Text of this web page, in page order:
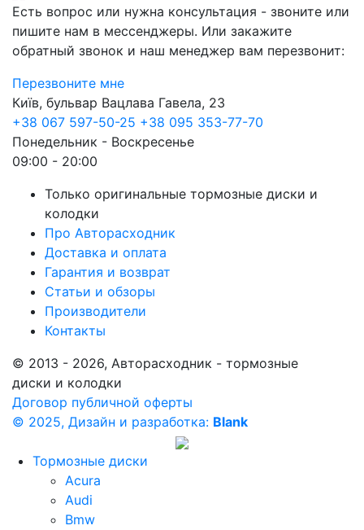
Есть вопрос или нужна консультация - звоните или
пишите нам в мессенджеры. Или закажите
обратный звонок и наш менеджер вам перезвонит:
Перезвоните мне
Київ, бульвар Вацлава Гавела, 23
+38 067 597-50-25 +38 095 353-77-70
Понедельник - Воскресенье
09:00 - 20:00
Только оригинальные тормозные диски и
колодки
Про Авторасходник
Доставка и оплата
Гарантия и возврат
Статьи и обзоры
Производители
Контакты
© 2013 - 2026, Авторасходник - тормозные
диски и колодки
Договор публичной оферты
© 2025, Дизайн и разработка: Blank
Тормозные диски
Acura
Audi
Bmw